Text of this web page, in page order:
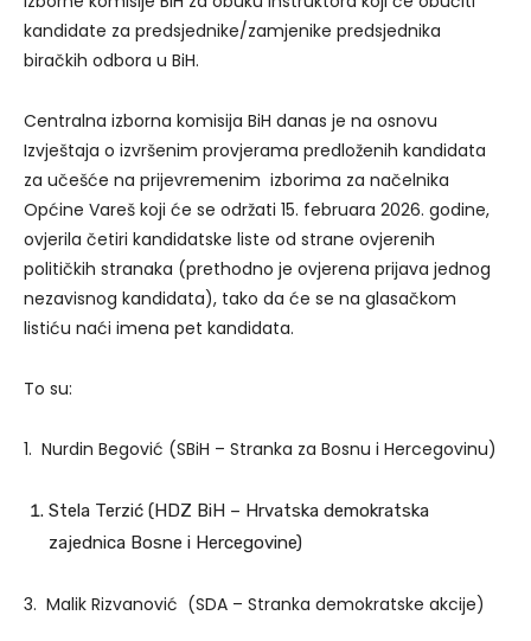
kandidate za predsjednike/zamjenike predsjednika
biračkih odbora u BiH.
Centralna izborna komisija BiH danas je na osnovu
Izvještaja o izvršenim provjerama predloženih kandidata
za učešće na prijevremenim izborima za načelnika
Općine Vareš koji će se održati 15. februara 2026. godine,
ovjerila četiri kandidatske liste od strane ovjerenih
političkih stranaka (prethodno je ovjerena prijava jednog
nezavisnog kandidata), tako da će se na glasačkom
listiću naći imena pet kandidata.
To su:
1. Nurdin Begović (SBiH – Stranka za Bosnu i Hercegovinu)
Stela Terzić (HDZ BiH – Hrvatska demokratska
zajednica Bosne i Hercegovine)
3. Malik Rizvanović (SDA – Stranka demokratske akcije)